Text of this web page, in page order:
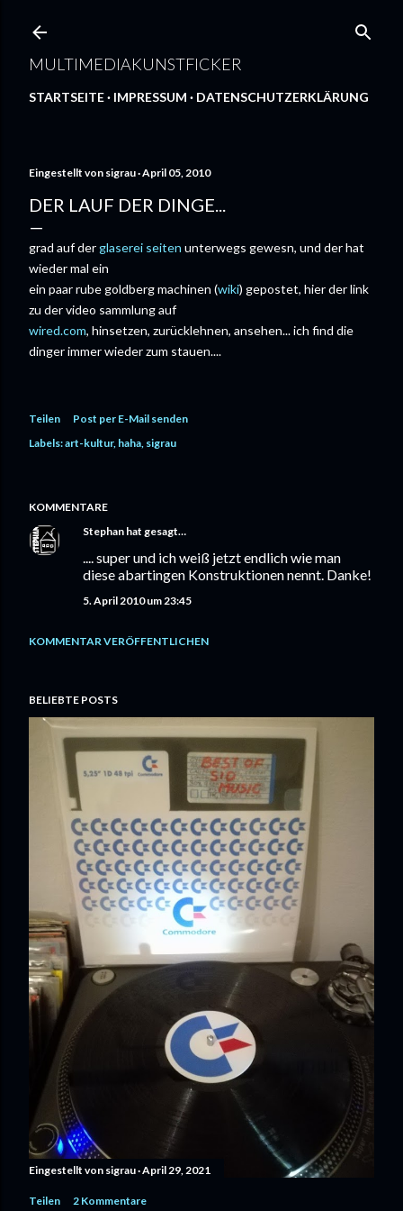
MULTIMEDIAKUNSTFICKER
STARTSEITE IMPRESSUM DATENSCHUTZERKLÄRUNG
Eingestellt von sigrau April 05, 2010
DER LAUF DER DINGE...
grad auf derglaserei seiten unterwegs gewesn, und der hat
wieder mal ein
ein paar rube goldberg machinen (wiki) gepostet, hier der link
zu der video sammlung auf
wired.com, hinsetzen, zurücklehnen, ansehen... ich find die
dinger immer wieder zum stauen....
Teilen
Post per E-Mail senden
Labels:art-kultur haha sigrau
KOMMENTARE
Stephan hat gesagt…
.... super und ich weiß jetzt endlich wie man
diese abartingen Konstruktionen nennt. Danke!
5. April 2010 um 23:45
KOMMENTAR VERÖFFENTLICHEN
BELIEBTE POSTS
Eingestellt von sigrau April 29, 2021
Teilen 2 Kommentare